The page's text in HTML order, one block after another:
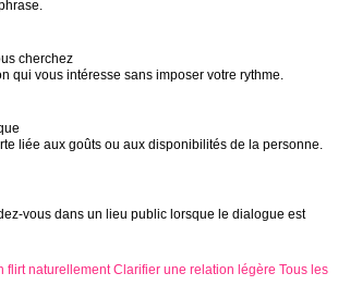
cherchez
qui vous intéresse sans imposer votre rythme.
liée aux goûts ou aux disponibilités de la personne.
vous dans un lieu public lorsque le dialogue est
flirt naturellement Clarifier une relation légère Tous les